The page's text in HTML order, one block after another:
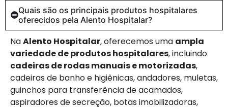
Quais são os principais produtos hospitalares
oferecidos pela Alento Hospitalar?
NaAlento Hospitalar, oferecemos uma ampla
variedade de produtos hospitalares, incluindo
cadeiras de rodas manuais e motorizadas,
cadeiras de banho e higiênicas, andadores, muletas,
guinchos para transferência de acamados,
aspiradores de secreção, botas imobilizadoras,